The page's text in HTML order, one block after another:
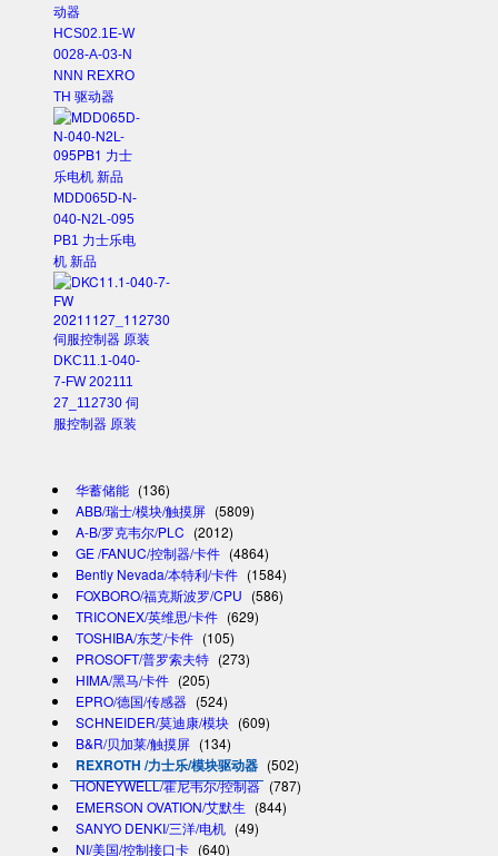
HCS02.1E-W
0028-A-03-N
NNN REXRO
TH 驱动器
MDD065D-N-
040-N2L-095
PB1 力士乐电
机 新品
DKC11.1-040-
7-FW 202111
27_112730 伺
服控制器 原装
华蓄储能 (136)
ABB/瑞士/模块/触摸屏 (5809)
A-B/罗克韦尔/PLC (2012)
GE /FANUC/控制器/卡件 (4864)
Bently Nevada/本特利/卡件 (1584)
FOXBORO/福克斯波罗/CPU (586)
TRICONEX/英维思/卡件 (629)
TOSHIBA/东芝/卡件 (105)
PROSOFT/普罗索夫特 (273)
HIMA/黑马/卡件 (205)
EPRO/德国/传感器 (524)
SCHNEIDER/莫迪康/模块 (609)
B&R/贝加莱/触摸屏 (134)
REXROTH /力士乐/模块驱动器 (502)
HONEYWELL/霍尼韦尔/控制器 (787)
EMERSON OVATION/艾默生 (844)
SANYO DENKI/三洋/电机 (49)
NI/美国/控制接口卡 (640)